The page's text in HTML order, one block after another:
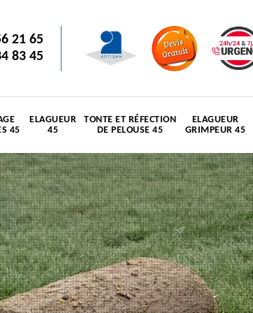
21 65
83 45
45
ELAGUEUR
45
TONTE ET RÉFECTION
DE PELOUSE 45
ELAGUEUR
GRIMPEUR 45